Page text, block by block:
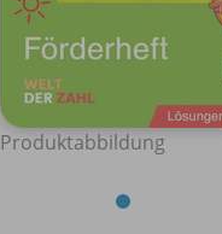
Produktabbildung